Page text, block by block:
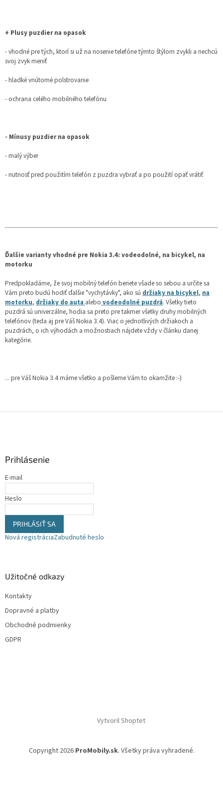
+ Plusy puzdier na opasok
- vhodné pre tých, ktorí si už na nosenie telefóne týmto štýlom zvykli a nechcú
svoj zvyk meniť
- hladké vnútorné polstrovanie
- ochrana celého mobilného telefónu
- Mínusy puzdier na opasok
- malý výber
- nutnosť pred použitím telefón z puzdra vybrať a po použití opäť vrátiť
Ďalšie varianty vhodné pre Nokia 3.4: vodeodolné, na bicykel, na
motorku
Predpokladáme, že svoj mobilný telefón beriete všade so sebou a určite sa
Vám preto budú hodiť ďalšie "vychytávky", ako sú držiaky na bicykel, na
motorku, držiaky do auta alebo vodeodolné puzdrá. Všetky tieto
puzdrá sú univerzálne, hodia sa preto pre takmer všetky druhy mobilných
telefónov (teda aj pre Váš Nokia 3.4). Viac o jednotlivých držiakoch a
puzdrách, o ich výhodách a možnostiach nájdete vždy v článku danej
kategórie.
... pre Váš Nokia 3.4 máme všetko a pošleme Vám to okamžite :-)
Prihlásenie
E-mail
Heslo
PRIHLÁSIŤ SA
Nová registráciaZabudnuté heslo
Užitočné odkazy
Kontakty
Dopravné a platby
Obchodné podmienky
GDPR
Vytvoril Shoptet
Copyright 2026 ProMobily.sk. Všetky práva vyhradené.